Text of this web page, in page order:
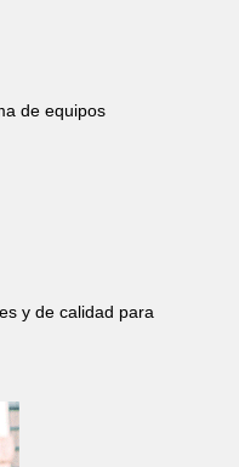
de equipos
y de calidad para